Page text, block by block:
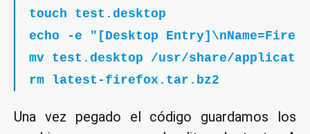
touch test.desktop
echo -e "[Desktop
mv test.desktop /usr/share/
rm latest-firefox.tar.bz2
Una vez pegado el código guardamos los